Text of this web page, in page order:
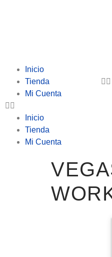
Inicio
Tienda
Mi Cuenta
Inicio
Tienda
Mi Cuenta